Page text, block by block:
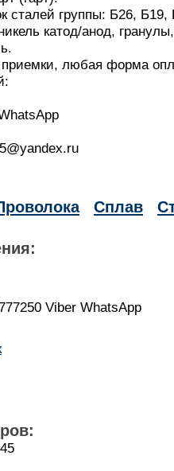
сталей группы: Б26,
катод/анод,
любая форма
Сплав
Viber WhatsApp